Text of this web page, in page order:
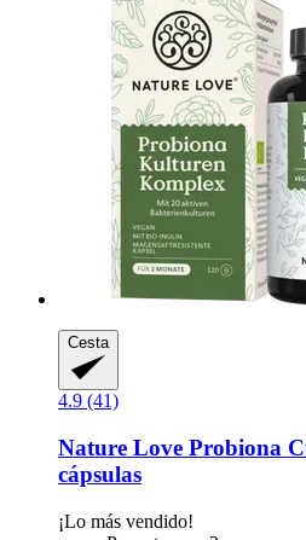
Cesta
4.9 (41)
Nature Love Probiona
cápsulas
¡Lo más vendido!